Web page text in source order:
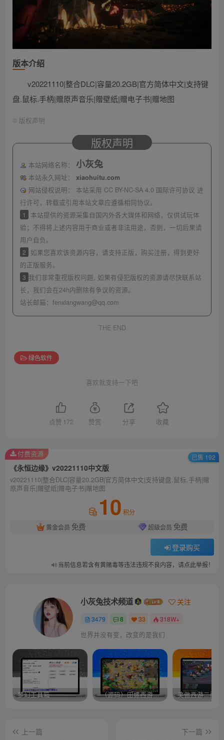
版本介绍
v20221110|整合DLC|容量20.2GB|官方简体中文|支持键
盘.鼠标.手柄|赠原声音乐|赠壁纸|赠电子书|赠地图
© 版权声明
版权声明
本站网络名称： 小灰兔
本站永久网址：
xiaohuitu.com
网站侵权说明：
本站采用 CC BY-NC-SA 4.0 国际许可协议 进
行许可，转载或引用本站文章应遵循相同协议。
1
本站提供的资源采集自国内外各大媒体和网络，仅供试玩体
验；不得将上述内容用于商业或者非法用途，否则，一切后果请
用户自负。
2
如果您喜欢该资源内容，请支持正版，购买注册，得到更好
的正版服务。
3 我们非常重视版权问题, 如果有侵犯版权的资源请尽快联系站
长，我们会在24h内删除有争议的资源。
站长邮箱： fenxiangwang@qq.com
THE END
绿色软件
喜欢就支持一下吧
点赞 172 赞赏 分享 收藏
《永恒边缘》v20221110中文版
v20221110|整合DLC|容量20.2GB|官方简体中文|支持键盘.鼠标.手柄|赠
原声音乐|赠壁纸|赠电子书|赠地图
10 积分
黄金会员 免费 超级会员 免费
登录购买
当前信息若含有黄赌毒等违法违规不良内容，请点此举报！
付费资源 已售 192
小灰兔技术频道 关注
3479 8 33 318W+
世界并没有变，改变的是我们
梦幻工具箱————-免费 –（源码）田螺西游9.0 假人摆摊18门派飞升渡劫化圣助战最新BB谛听…. 笑傲西游二版-
上一篇
下一篇